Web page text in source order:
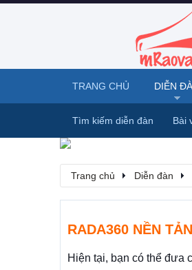
Trang chủ Diễn đàn
RADA360 NỀN
Hiện tại, bạn có thể đưa
TRANG CHỦ DIỄN
Tìm kiếm diễn đàn Bài